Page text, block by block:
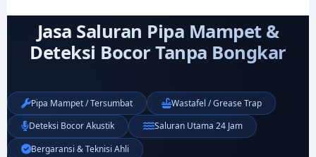
Jasa Saluran Pipa Mampet &
Deteksi Bocor Tanpa Bongkar
Pipa Mampet / Tersumbat
Wastafel / Grease Trap
Deteksi Bocor Akustik
Saluran Utama 24 Jam
Bergaransi & Teknisi Ahli